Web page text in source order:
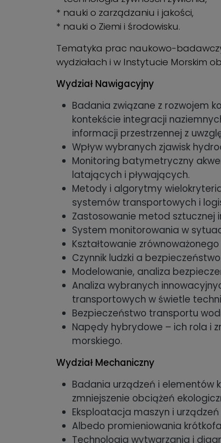
* nauki o zarządzaniu i jakości,
* nauki o Ziemi i środowisku.
Tematyka prac naukowo-
wydziałach i w Instytucie Morskim
Wydział Nawigacyjny
Badania związane z rozwojem
kontekście integracji
informacji przestrzennej z
Wpływ wybranych zjawisk
Monitoring batymetryczny
latających i pływających.
Metody i algorytmy
systemów transportowych i
Zastosowanie metod sztucznej
System monitorowania w
Kształtowanie
Czynnik ludzki a
Modelowanie, analiza
Analiza wybranych
transportowych w świetle
Bezpieczeństwo transportu
Napędy hybrydowe – ich rola i
morskiego.
Wydział Mechaniczny
Badania urządzeń i elementów
zmniejszenie obciążeń
Eksploatacja maszyn i
Albedo promieniowania
Technologia wytwarzania i